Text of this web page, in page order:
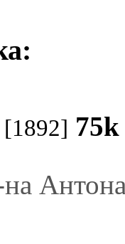
[1892] 75k